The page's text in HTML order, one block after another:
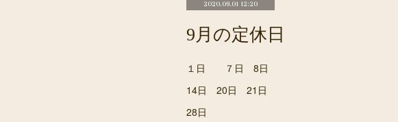
2020.09.01 12:20
9月の定休日
１日 ７日 8日
14日 20日 21日
28日